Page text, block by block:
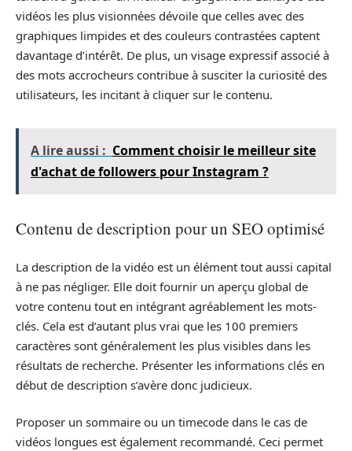
vidéos les plus visionnées dévoile que celles avec des
graphiques limpides et des couleurs contrastées captent
davantage d’intérêt. De plus, un visage expressif associé à
des mots accrocheurs contribue à susciter la curiosité des
utilisateurs, les incitant à cliquer sur le contenu.
A lire aussi : Comment choisir le meilleur site
d'achat de followers pour Instagram ?
Contenu de description pour un SEO optimisé
La description de la vidéo est un élément tout aussi capital
à ne pas négliger. Elle doit fournir un aperçu global de
votre contenu tout en intégrant agréablement les mots-
clés. Cela est d’autant plus vrai que les 100 premiers
caractères sont généralement les plus visibles dans les
résultats de recherche. Présenter les informations clés en
début de description s’avère donc judicieux.
Proposer un sommaire ou un timecode dans le cas de
vidéos longues est également recommandé. Ceci permet